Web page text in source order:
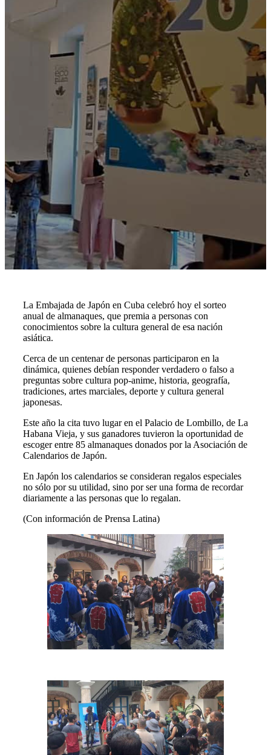
La Embajada de Japón en Cuba celebró hoy el sorteo
anual de almanaques, que premia a personas con
conocimientos sobre la cultura general de esa nación
asiática.
Cerca de un centenar de personas participaron en la
dinámica, quienes debían responder verdadero o falso a
preguntas sobre cultura pop-anime, historia, geografía,
tradiciones, artes marciales, deporte y cultura general
japonesas.
Este año la cita tuvo lugar en el Palacio de Lombillo, de La
Habana Vieja, y sus ganadores tuvieron la oportunidad de
escoger entre 85 almanaques donados por la Asociación de
Calendarios de Japón.
En Japón los calendarios se consideran regalos especiales
no sólo por su utilidad, sino por ser una forma de recordar
diariamente a las personas que lo regalan.
(Con información de Prensa Latina)